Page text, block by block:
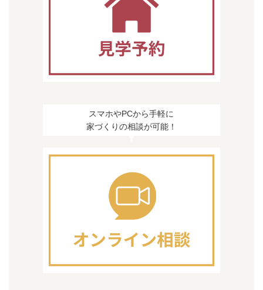
スマホやPCから手軽に
家づくりの相談が可能！